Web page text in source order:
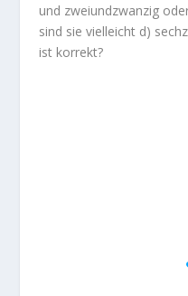
und zweiundzwanzig
sind sie vielleicht d)
ist korrekt?